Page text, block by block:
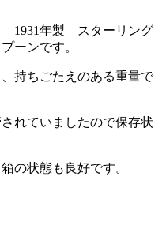
1931年製 スターリング
ーンです。
持ちごたえのある重量で
れていましたので保存状
の状態も良好です。